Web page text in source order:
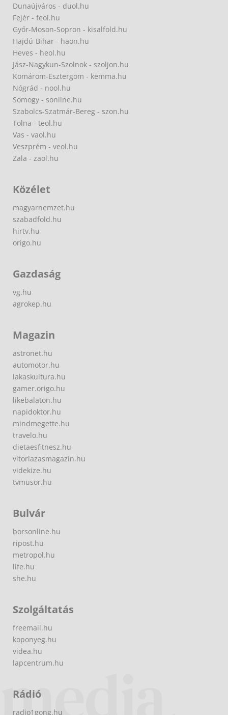
Dunaújváros - duol.hu
Fejér - feol.hu
Győr-Moson-Sopron - kisalfold.hu
Hajdú-Bihar - haon.hu
Heves - heol.hu
Jász-Nagykun-Szolnok - szoljon.hu
Komárom-Esztergom - kemma.hu
Nógrád - nool.hu
Somogy - sonline.hu
Szabolcs-Szatmár-Bereg - szon.hu
Tolna - teol.hu
Vas - vaol.hu
Veszprém - veol.hu
Zala - zaol.hu
Közélet
magyarnemzet.hu
szabadfold.hu
hirtv.hu
origo.hu
Gazdaság
vg.hu
agrokep.hu
Magazin
astronet.hu
automotor.hu
lakaskultura.hu
gamer.origo.hu
likebalaton.hu
napidoktor.hu
mindmegette.hu
travelo.hu
dietaesfitnesz.hu
vitorlazasmagazin.hu
videkize.hu
tvmusor.hu
Bulvár
borsonline.hu
ripost.hu
metropol.hu
life.hu
she.hu
Szolgáltatás
freemail.hu
koponyeg.hu
videa.hu
lapcentrum.hu
Rádió
radio1gong.hu